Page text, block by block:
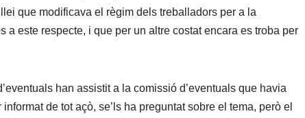
que modificava el règim dels treballadors per a la
este respecte, i que per un altre costat encara es troba per
han assistit a la comissió d’eventuals que havia
de tot açò, se’ls ha preguntat sobre el tema, però el